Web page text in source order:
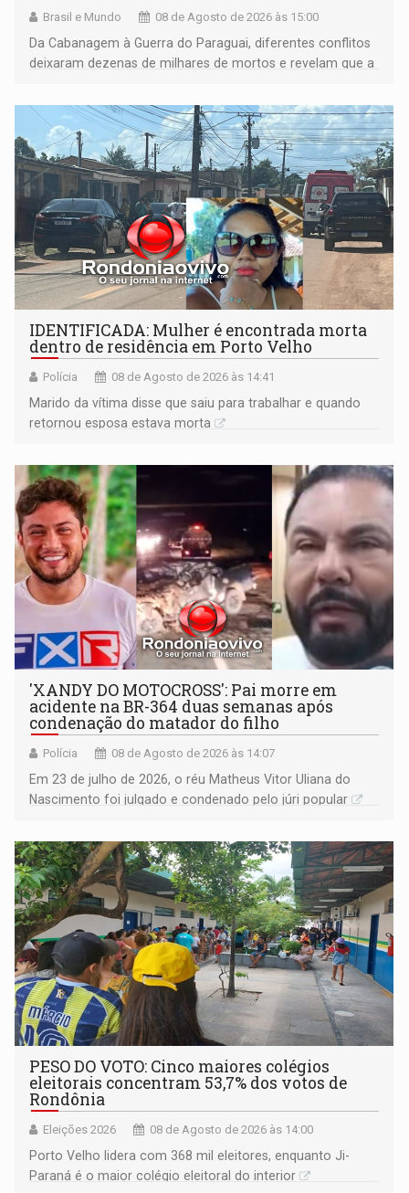
Brasil e Mundo 08 de Agosto de 2026 às 15:00
Da Cabanagem à Guerra do Paraguai, diferentes conflitos
deixaram dezenas de milhares de mortos e revelam que a
territoriais e sociais
IDENTIFICADA: Mulher é encontrada morta
dentro de residência em Porto Velho
Polícia 08 de Agosto de 2026 às 14:41
Marido da vítima disse que saiu para trabalhar e quando
retornou esposa estava morta
'XANDY DO MOTOCROSS': Pai morre em
acidente na BR-364 duas semanas após
condenação do matador do filho
Polícia 08 de Agosto de 2026 às 14:07
Em 23 de julho de 2026, o réu Matheus Vitor Uliana do
Nascimento foi julgado e condenado pelo júri popular
PESO DO VOTO: Cinco maiores colégios
eleitorais concentram 53,7% dos votos de
Rondônia
Eleições 2026 08 de Agosto de 2026 às 14:00
Porto Velho lidera com 368 mil eleitores, enquanto Ji-
Paraná é o maior colégio eleitoral do interior